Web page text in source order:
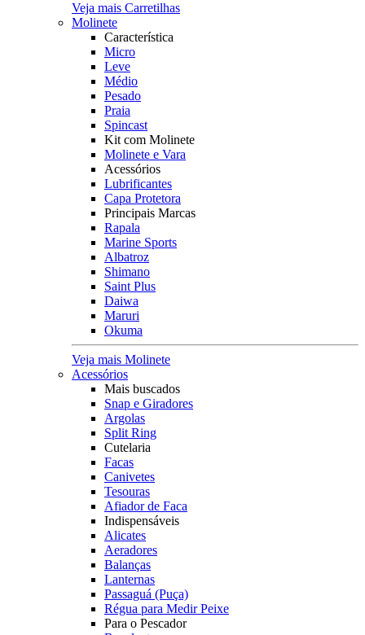
Veja mais Carretilhas
Molinete
Característica
Micro
Leve
Médio
Pesado
Praia
Spincast
Kit com Molinete
Molinete e Vara
Acessórios
Lubrificantes
Capa Protetora
Principais Marcas
Rapala
Marine Sports
Albatroz
Shimano
Saint Plus
Daiwa
Maruri
Okuma
Veja mais Molinete
Acessórios
Mais buscados
Snap e Giradores
Argolas
Split Ring
Cutelaria
Facas
Canivetes
Tesouras
Afiador de Faca
Indispensáveis
Alicates
Aeradores
Balanças
Lanternas
Passaguá (Puça)
Régua para Medir Peixe
Para o Pescador